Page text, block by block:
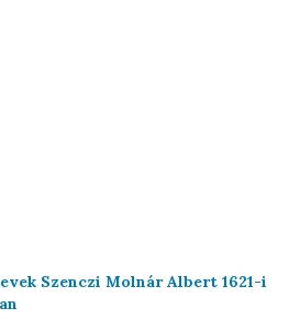
Szenczi Molnár Albert 1621-i